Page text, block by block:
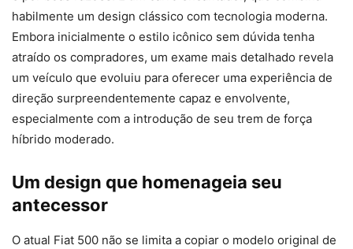
habilmente um design clássico com tecnologia moderna.
Embora inicialmente o estilo icônico sem dúvida tenha
atraído os compradores, um exame mais detalhado revela
um veículo que evoluiu para oferecer uma experiência de
direção surpreendentemente capaz e envolvente,
especialmente com a introdução de seu trem de força
híbrido moderado.
Um design que homenageia seu
antecessor
O atual Fiat 500 não se limita a copiar o modelo original de